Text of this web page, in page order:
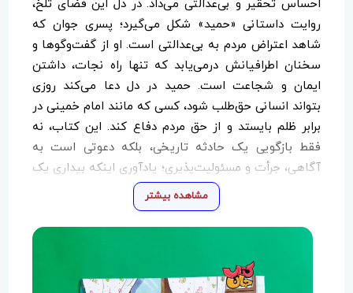
احساس تحقیر و بی‌عدالتی می‌داد. در دل این فضای تلخ،
روایت داستانی «حمید» شکل می‌گیرد؛ پسری جوان که
شاهد اعتراض مردم به بی‌عدالتی است. او از گفت‌وگوها و
سخنان اطرافیانش درمی‌یابد که تنها راه نجات، داشتن
ایمان و شجاعت است. حمید در دل دعا می‌کند روزی
بتواند انسانی حق‌طلب شود، کسی که مانند امام خمینی در
برابر ظلم بایستد و از حق مردم دفاع کند. این کتاب، نه
فقط بازگویی یک حادثه تاریخی، بلکه دعوتی است به
آگاهی، جرأت و مسئولیت‌پذیری؛ یادآوری اینکه بیداری یک
ملت، از دل رنج و اعتراض‌های کوچک آغاز می‌شود.
مشاهده بیشتر